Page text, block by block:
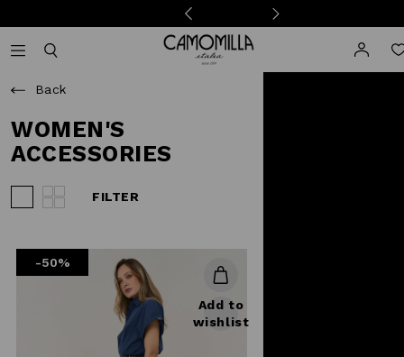
Camomilla Italia®
Back
WOMEN'S
ACCESSORIES
FILTER
-50%
Add to
wishlist